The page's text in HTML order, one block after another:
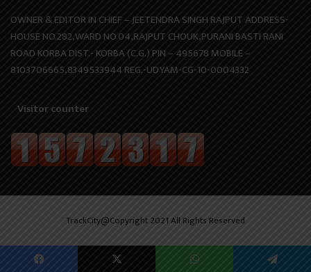
OWNER & EDITOR IN CHIEF – JEETENDRA SINGH RAJPUT ADDRESS-
HOUSE NO.282,WARD NO.04,RAJPUT CHOUK,PURANI BASTI RANI
ROAD KORBA DIST.- KORBA (C.G.) PIN – 495678 MOBILE –
8103706665,8349533944 REG.-UDYAM-CG-10-0004332
Visitor counter
TrackCity@Copyright 2021 All Rights Reserved